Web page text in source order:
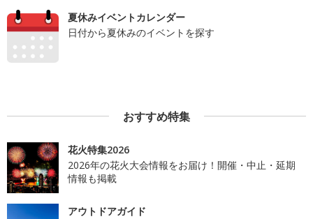
夏休みイベントカレンダー
日付から夏休みのイベントを探す
おすすめ特集
花火特集2026
2026年の花火大会情報をお届け！開催・中止・延期
情報も掲載
アウトドアガイド